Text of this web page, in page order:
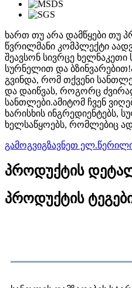
ხართ თუ არა დამწყები თუ
წვრილმანი კომპლექტი
შეავსონ სივრცე ხელნაკეთი
სურნელით და
გვინდა, რომ თქვენი
და დაიწვას, როგორც
სანთლები.ამიტომ ჩვენ
ხარისხის ინგრედიენტებს,
ხელსაწყოებს, რომლებიც
გამოგვიგზავნეთ
პროდუქტის
პროდუქტის